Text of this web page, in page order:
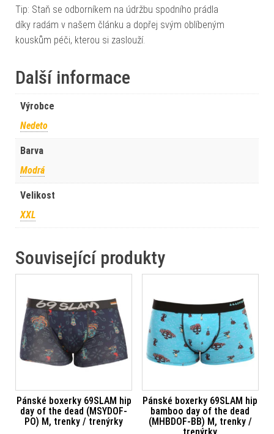
Tip: Staň se odborníkem na údržbu spodního prádla
díky radám v našem článku a dopřej svým oblíbeným
kouskům péči, kterou si zaslouží.
Další informace
Výrobce
Nedeto
Barva
Modrá
Velikost
XXL
Související produkty
Pánské boxerky 69SLAM hip
day of the dead (MSYDOF-
PO) M, trenky / trenýrky
Pánské boxerky 69SLAM hip
bamboo day of the dead
(MHBDOF-BB) M, trenky /
trenýrky